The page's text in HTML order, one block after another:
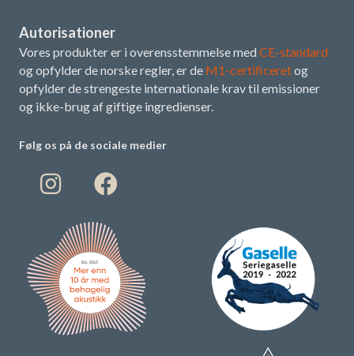
Autorisationer
Vores produkter er i overensstemmelse med CE-standard
og opfylder de norske regler, er de M1-certificeretog
opfylder de strengeste internationale krav til emissioner
og ikke-brug af giftige ingredienser.
Følg os på de sociale medier